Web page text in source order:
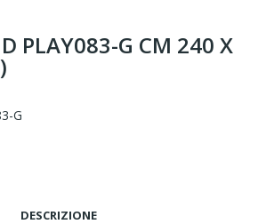
PLAY083-G CM 240 X
G
DESCRIZIONE